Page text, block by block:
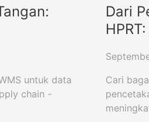
untuk data
chain -
Dari
Cari